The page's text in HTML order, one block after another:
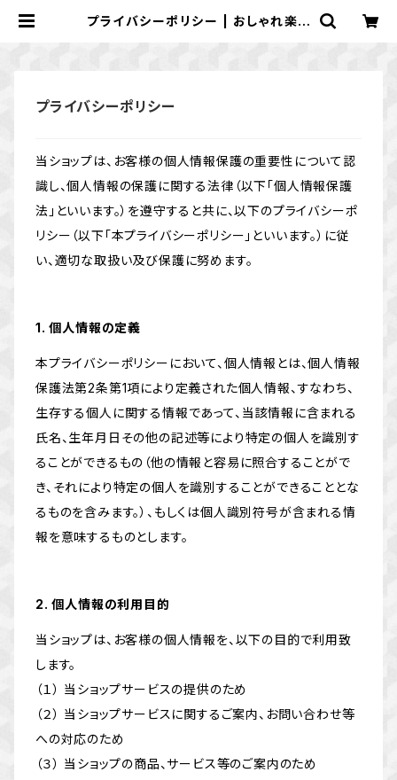
プライバシーポリシー | おしゃれ楽し
プライバシーポリシー
当ショップは、お客様の個人情報保護の重要性について認
識し、個人情報の保護に関する法律（以下「個人情報保護
法」といいます。）を遵守すると共に、以下のプライバシーポ
リシー（以下「本プライバシーポリシー」といいます。）に従
い、適切な取扱い及び保護に努めます。
1. 個人情報の定義
本プライバシーポリシーにおいて、個人情報とは、個人情報
保護法第2条第1項により定義された個人情報、すなわち、
生存する個人に関する情報であって、当該情報に含まれる
氏名、生年月日その他の記述等により特定の個人を識別す
ることができるもの（他の情報と容易に照合することがで
き、それにより特定の個人を識別することができることとな
るものを含みます。）、もしくは個人識別符号が含まれる情
報を意味するものとします。
2. 個人情報の利用目的
当ショップは、お客様の個人情報を、以下の目的で利用致
します。
（１） 当ショップサービスの提供のため
（２） 当ショップサービスに関するご案内、お問い合わせ等
への対応のため
（３） 当ショップの商品、サービス等のご案内のため